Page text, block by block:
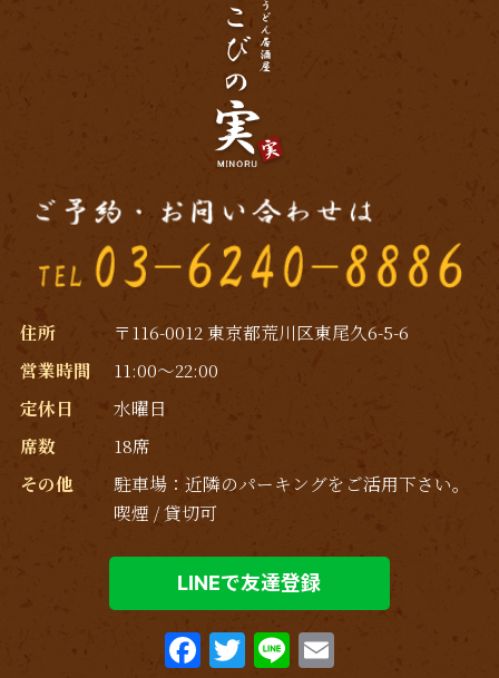
2019年1月
2018年12月
2018年11月
2018年9月
(3)
2018年8月 (1)
2018年7月(3)
2017年11月
2017年7月(1)
2017年6月
2017年5月(1)
住所
〒116-0012 東京都荒川区東尾久6-5-6
営業時間
11:00～22:00
定休日
水曜日
席数
18席
その他
駐車場：近隣のパーキングをご活用下さい｡
喫煙 / 貸切可
LINEで友達登録
F T Li